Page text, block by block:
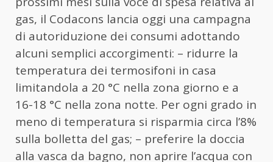
gas, il Codacons lancia oggi una campagna
di autoriduzione dei consumi adottando
alcuni semplici accorgimenti: – ridurre la
temperatura dei termosifoni in casa
limitandola a 20 °C nella zona giorno e a
16-18 °C nella zona notte. Per ogni grado in
meno di temperatura si risparmia circa l’8%
sulla bolletta del gas; – preferire la doccia
alla vasca da bagno, non aprire l’acqua con